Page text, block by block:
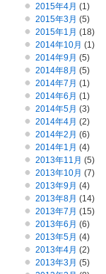
2015年4月 (1)
2015年3月 (5)
2015年1月 (18)
2014年10月 (1)
2014年9月 (5)
2014年8月 (5)
2014年7月 (1)
2014年6月 (1)
2014年5月 (3)
2014年4月 (2)
2014年2月 (6)
2014年1月 (4)
2013年11月 (5)
2013年10月 (7)
2013年9月 (4)
2013年8月 (14)
2013年7月 (15)
2013年6月 (6)
2013年5月 (4)
2013年4月 (2)
2013年3月 (5)